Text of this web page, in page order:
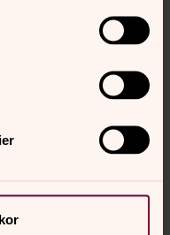
församling, Södra